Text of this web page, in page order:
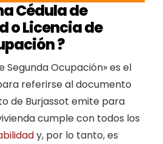
Cédula de
o Licencia de
?
Segunda Ocupación» es el
referirse al documento
de Burjassot emite para
cumple con todos los
y, por lo tanto, es